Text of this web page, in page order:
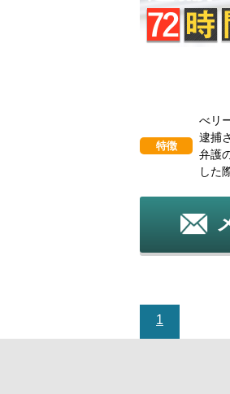
特徴
べリ
逮捕
弁護
した
1